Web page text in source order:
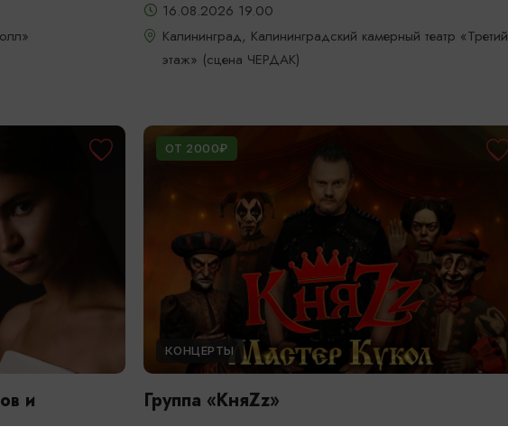
16.08.2026 19.00
Калининград, Калининградский камерный театр «Третий
этаж» (сцена ЧЕРДАК)
и
ОТ 2000₽
КОНЦЕРТЫ
Группа «КняZz»